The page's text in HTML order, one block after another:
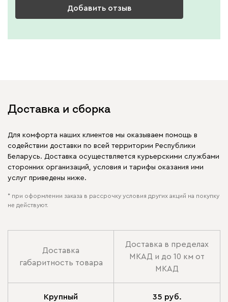
Добавить отзыв
Доставка и сборка
Для комфорта наших клиентов мы оказываем помощь в
содействии доставки по всей территории Республики
Беларусь. Доставка осуществляется курьерскими службами
сторонних организаций, условия и тарифы оказания ими
услуг приведены ниже.
* при оформлении заказа в рассрочку условия других акций на покупку
не действуют.
Доставка
габаритность товара
Доставка в пределах
МКАД и до 10 км от
МКАД
Крупный 35 руб.